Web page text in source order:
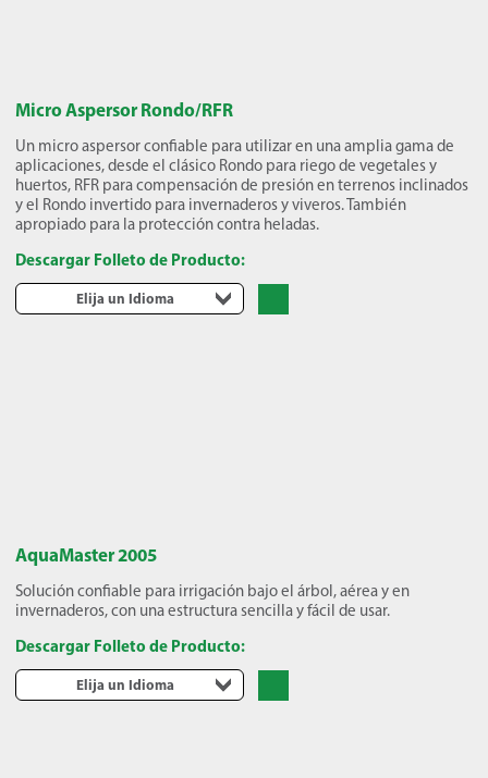
Micro Aspersor Rondo/RFR
Un micro aspersor confiable para utilizar en una amplia gama de
aplicaciones, desde el clásico Rondo para riego de vegetales y
huertos, RFR para compensación de presión en terrenos inclinados
y el Rondo invertido para invernaderos y viveros. También
apropiado para la protección contra heladas.
Descargar Folleto de Producto:
Elija un Idioma
AquaMaster 2005
Solución confiable para irrigación bajo el árbol, aérea y en
invernaderos, con una estructura sencilla y fácil de usar.
Descargar Folleto de Producto:
Elija un Idioma